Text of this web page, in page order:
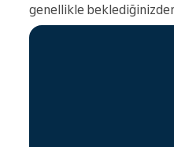
genellikle beklediğinizden